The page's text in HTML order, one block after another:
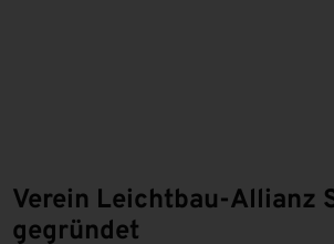
Verein Leichtbau-Allianz
gegründet